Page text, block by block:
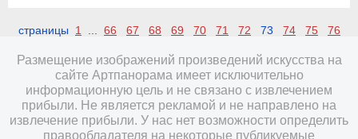
страницы 1 66 67 68 69 70 71 72 73 74 75 76
Размещение изображений произведений искусства на
сайте Артпанорама имеет исключительно
информационную цель и не связано с извлечением
прибыли. Не является рекламой и не направлено на
извлечение прибыли. У нас нет возможности определить
правообладателя на некоторые публикуемые